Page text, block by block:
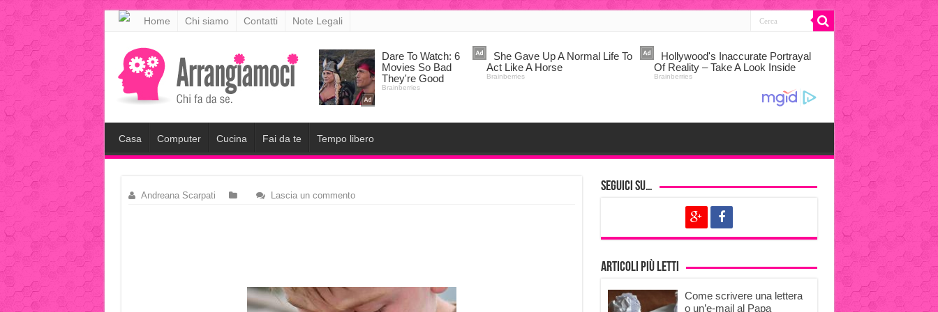
meritking
giriş
kingroyal
giriş
Home Chi siamo Contatti Note Legali
Casa Computer Cucina Fai da te Tempo libero
Andreana Scarpati Lascia un commento
Seguici su…
Articoli più letti
Come scrivere una lettera
o un’e-mail al Papa